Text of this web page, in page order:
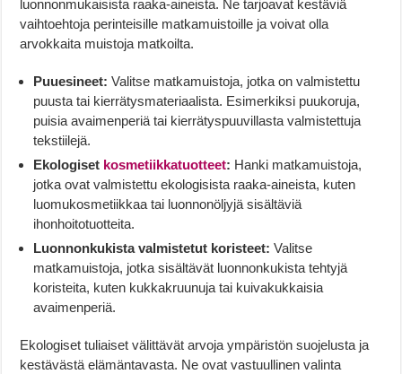
luonnonmukaisista raaka-aineista. Ne tarjoavat kestäviä
vaihtoehtoja perinteisille matkamuistoille ja voivat olla
arvokkaita muistoja matkoilta.
Puuesineet: Valitse matkamuistoja, jotka on valmistettu
puusta tai kierrätysmateriaalista. Esimerkiksi puukoruja,
puisia avaimenperiä tai kierrätyspuuvillasta valmistettuja
tekstiilejä.
Ekologiset kosmetiikkatuotteet: Hanki matkamuistoja,
jotka ovat valmistettu ekologisista raaka-aineista, kuten
luomukosmetiikkaa tai luonnonöljyjä sisältäviä
ihonhoitotuotteita.
Luonnonkukista valmistetut koristeet: Valitse
matkamuistoja, jotka sisältävät luonnonkukista tehtyjä
koristeita, kuten kukkakruunuja tai kuivakukkaisia
avaimenperiä.
Ekologiset tuliaiset välittävät arvoja ympäristön suojelusta ja
kestävästä elämäntavasta. Ne ovat vastuullinen valinta